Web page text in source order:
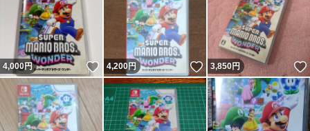
4,000円 いいね！
4,200円 いいね！
3,850円